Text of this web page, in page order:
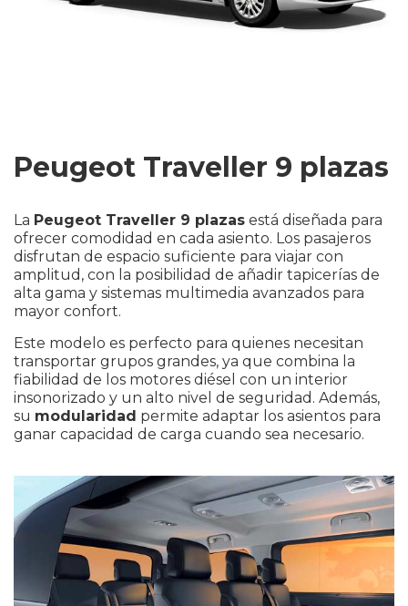
Peugeot Traveller 9 plazas
La Peugeot Traveller 9 plazas está diseñada para
ofrecer comodidad en cada asiento. Los pasajeros
disfrutan de espacio suficiente para viajar con
amplitud, con la posibilidad de añadir tapicerías de
alta gama y sistemas multimedia avanzados para
mayor confort.
Este modelo es perfecto para quienes necesitan
transportar grupos grandes, ya que combina la
fiabilidad de los motores diésel con un interior
insonorizado y un alto nivel de seguridad. Además,
su modularidad permite adaptar los asientos para
ganar capacidad de carga cuando sea necesario.